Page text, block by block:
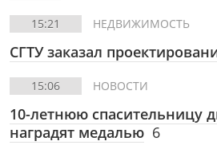
15:21 НЕДВИЖИМОСТЬ
СГТУ заказал
15:06 НОВОСТИ
10-летнюю спасительницу
наградят медалью 6